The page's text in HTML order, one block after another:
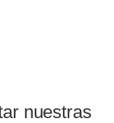
nuestras